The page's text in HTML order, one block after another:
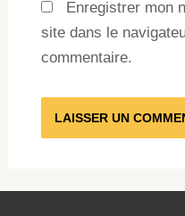
Enregistrer mon
site dans le
commentaire.